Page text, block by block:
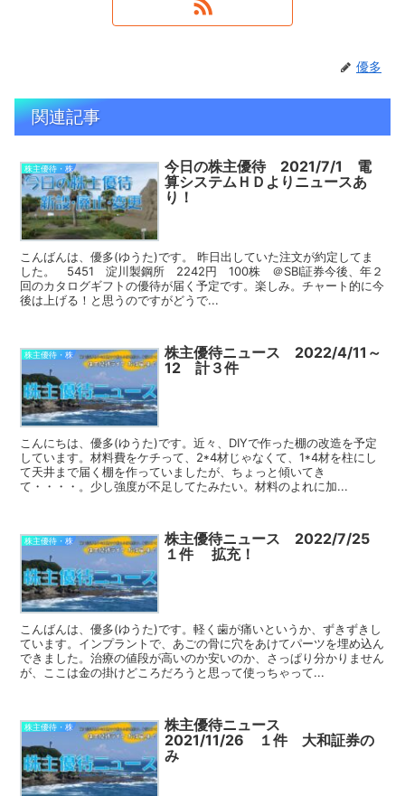
優多
関連記事
株主優待・株
今日の株主優待 2021/7/1 電
算システムＨＤよりニュースあ
り！
こんばんは、優多(ゆうた)です。 昨日出していた注文が約定してま
した。 5451 淀川製鋼所 2242円 100株 ＠SBI証券今後、年２
回のカタログギフトの優待が届く予定です。楽しみ。チャート的に今
後は上げる！と思うのですがどうで...
株主優待・株
株主優待ニュース 2022/4/11～
12 計３件
こんにちは、優多(ゆうた)です。近々、DIYで作った棚の改造を予定
しています。材料費をケチって、2*4材じゃなくて、1*4材を柱にし
て天井まで届く棚を作っていましたが、ちょっと傾いてき
て・・・・。少し強度が不足してたみたい。材料のよれに加...
株主優待・株
株主優待ニュース 2022/7/25
１件 拡充！
こんばんは、優多(ゆうた)です。軽く歯が痛いというか、ずきずきし
ています。インプラントで、あごの骨に穴をあけてパーツを埋め込ん
できました。治療の値段が高いのか安いのか、さっぱり分かりません
が、ここは金の掛けどころだろうと思って使っちゃって...
株主優待・株
株主優待ニュース
2021/11/26 １件 大和証券の
み